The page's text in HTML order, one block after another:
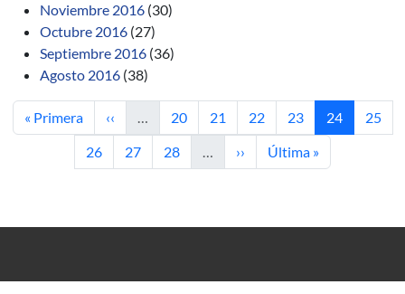
Noviembre 2016 (30)
Octubre 2016 (27)
Septiembre 2016 (36)
Agosto 2016 (38)
Primera página
« Primera Página anterior
‹‹ … Página
20 Página
21 Página
22 Página
23 Página
24
25
Página
26 Página
27 Página
28 … Siguiente página
›› Última página
Última »